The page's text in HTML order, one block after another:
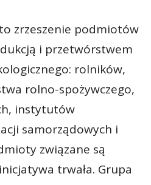
zrzeszenie podmiotów
i przetwórstwem
rolników,
rolno-spożywczego,
instytutów
samorządowych i
związane są
trwała. Grupa